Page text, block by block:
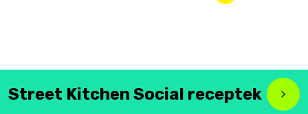
Street Kitchen Social receptek